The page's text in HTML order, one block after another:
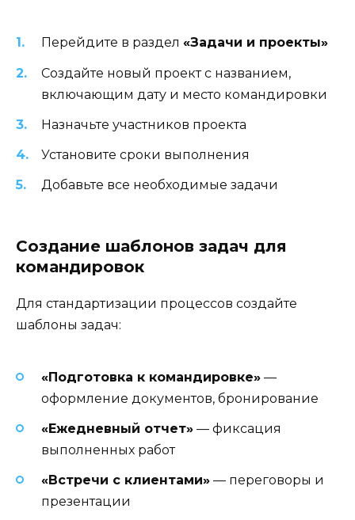
Перейдите в раздел «Задачи и проекты»
Создайте новый проект с названием,
включающим дату и место командировки
Назначьте участников проекта
Установите сроки выполнения
Добавьте все необходимые задачи
Создание шаблонов задач для
командировок
Для стандартизации процессов создайте
шаблоны задач:
«Подготовка к командировке» —
оформление документов, бронирование
«Ежедневный отчет» — фиксация
выполненных работ
«Встречи с клиентами» — переговоры и
презентации